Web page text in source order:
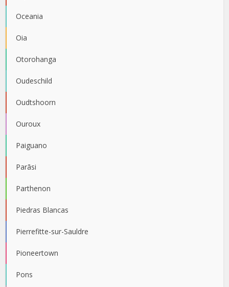
Oceania
Oia
Otorohanga
Oudeschild
Oudtshoorn
Ouroux
Paiguano
Parāsi
Parthenon
Piedras Blancas
Pierrefitte-sur-Sauldre
Pioneertown
Pons